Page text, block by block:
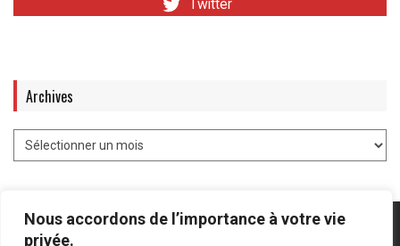
Nous accordons de l’importance à votre vie
privée.
Twitter
Archives